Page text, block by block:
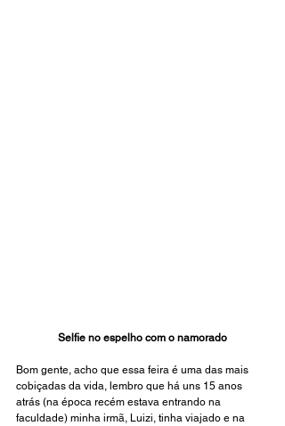
Selfie no espelho com o namorado
Bom gente, acho que essa feira é uma das mais
cobiçadas da vida, lembro que há uns 15 anos
atrás (na época recém estava entrando na
faculdade) minha irmã, Luizi, tinha viajado e na